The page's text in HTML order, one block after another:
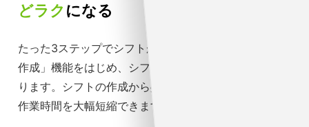
どラク になる
たった3ステップでシフトが完成する「かんたんシフト
作成」機能をはじめ、シフト管理の機能が充実してお
ります。シフトの作成から共有まで管理者、従業員の
作業時間を大幅短縮できます。